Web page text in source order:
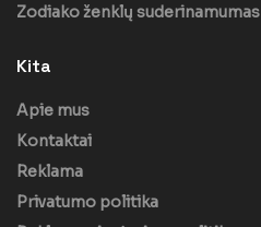
Zodiako ženklų suderinamumas
Kita
Apie mus
Kontaktai
Reklama
Privatumo politika